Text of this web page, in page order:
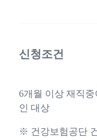
신청조건
6개월 이상 재직
인 대상
※ 건강보험공단